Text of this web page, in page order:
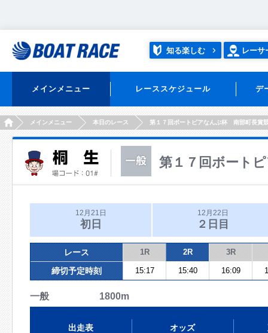
知る楽しむ レーサ
メインメニュー レーススケジュール デ
HOMEメインメニュー 本日のレース 第１７回ボートピアなんぶ杯 南部町長賞
第１７回ボート
12月21日
初日
12月22日
２日目
レース 1R 2R 3R
締切予定時刻 15:17 15:40 16:09
一般 1800m
出走表 オッズ